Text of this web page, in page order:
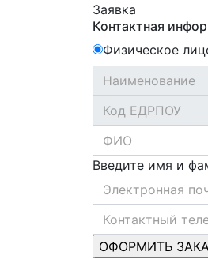
Заявка
Контактная
Физическое
Введите имя и